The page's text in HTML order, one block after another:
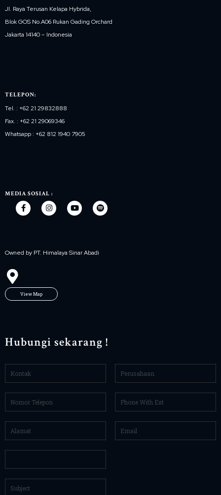
Jl. Raya Terusan Kelapa Hybrida,
Blok GOS No.A06 Rukan Gading Orchard
Jakarta 14140 – Indonesia
TELEPON:
Tel. : +62 21 29832888
Fax. : +62 21 29069346
Whatsapp : +62 812 1940 7905
MEDIA SOSIAL :
Owned by PT. Himalaya Sinar Abadi
View Map
Hubungi sekarang !